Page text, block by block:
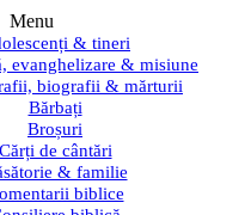
Menu
& tineri
evanghelizare & misiune
biografii & mărturii
Bărbați
Broșuri
Cărți de cântări
& familie
biblice